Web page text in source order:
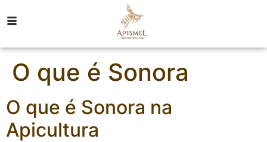
O que é Sonora
O que é Sonora na
Apicultura